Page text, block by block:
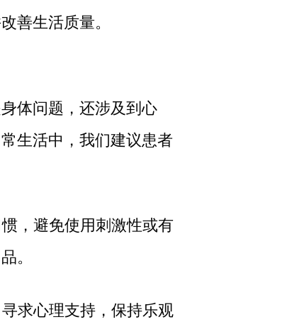
善生活质量。
体问题，还涉及到心
生活中，我们建议患者
，避免使用刺激性或有
。
求心理支持，保持乐观